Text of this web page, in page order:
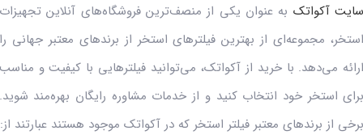
آکواتک به عنوان یکی از منصف‌ترین فروشگاه‌های آنلاین
مجموعه‌ای از بهترین فیلترهای استخر از برندهای معتبر جهانی
می‌دهد. با خرید از آکواتک، می‌توانید فیلترهایی با کیفیت و
استخر خود انتخاب کنید و از خدمات مشاوره رایگان بهره‌مند
از برندهای معتبر فیلتر استخر که در آکواتک موجود هستند عبارتند از: